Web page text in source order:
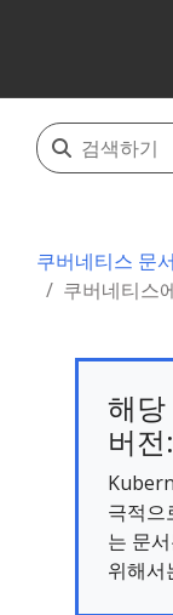
쿠버네티스 문서
쿠버네티스
해
버
극적으
는 문
위해서